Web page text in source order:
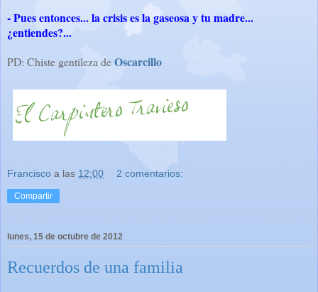
- Pues entonces... la crisis es la gaseosa y tu madre...
¿entiendes?...
PD: Chiste gentileza deOscarcillo
Francisco a las 12:00 2 comentarios:
Compartir
lunes, 15 de octubre de 2012
Recuerdos de una familia